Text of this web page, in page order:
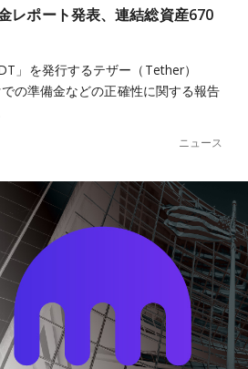
レポート発表、連結総資産670
」を発行するテザー（Tether）
の準備金などの正確性に関する報告
ニュース